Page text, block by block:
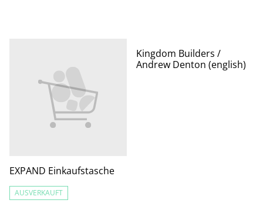
EXPAND Einkaufstasche
AUSVERKAUFT
Kingdom Builders /
Andrew Denton (english)